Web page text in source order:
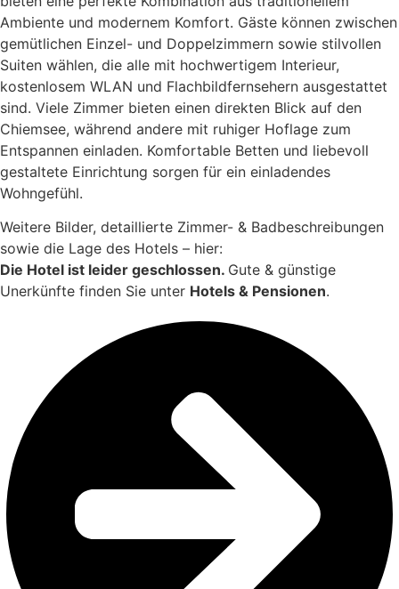
Ambiente und modernem Komfort. Gäste können zwischen
gemütlichen Einzel- und Doppelzimmern sowie stilvollen
Suiten wählen, die alle mit hochwertigem Interieur,
kostenlosem WLAN und Flachbildfernsehern ausgestattet
sind. Viele Zimmer bieten einen direkten Blick auf den
Chiemsee, während andere mit ruhiger Hoflage zum
Entspannen einladen. Komfortable Betten und liebevoll
gestaltete Einrichtung sorgen für ein einladendes
Wohngefühl.
Weitere Bilder, detaillierte Zimmer- & Badbeschreibungen
sowie die Lage des Hotels – hier:
Die Hotel ist leider geschlossen. Gute & günstige
Unerkünfte finden Sie unter Hotels & Pensionen.